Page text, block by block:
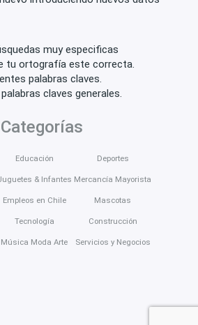
muy especificas
tu ortografía este correcta.
palabras claves.
claves generales.
Categorías
Educación
& Infantes
Empleos en Chile
Tecnología
Música Moda Arte
Deportes
Mercancía Mayorista
Mascotas
Construcción
Servicios y Negocios